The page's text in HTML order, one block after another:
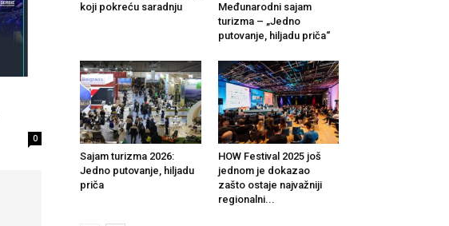
0
koji pokreću saradnju
Međunarodni sajam
turizma – „Jedno
putovanje, hiljadu priča“
Sajam turizma 2026:
Jedno putovanje, hiljadu
priča
HOW Festival 2025 još
jednom je dokazao
zašto ostaje najvažniji
regionalni...